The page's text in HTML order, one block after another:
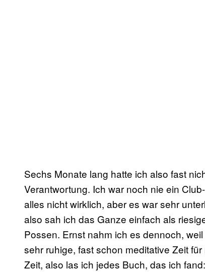
Sechs Monate lang hatte ich also fast
Verantwortung. Ich war noch nie ein
alles nicht wirklich, aber es war sehr
also sah ich das Ganze einfach als
Possen. Ernst nahm ich es dennoch,
sehr ruhige, fast schon meditative Zeit
Zeit, also las ich jedes Buch, das ich fand: